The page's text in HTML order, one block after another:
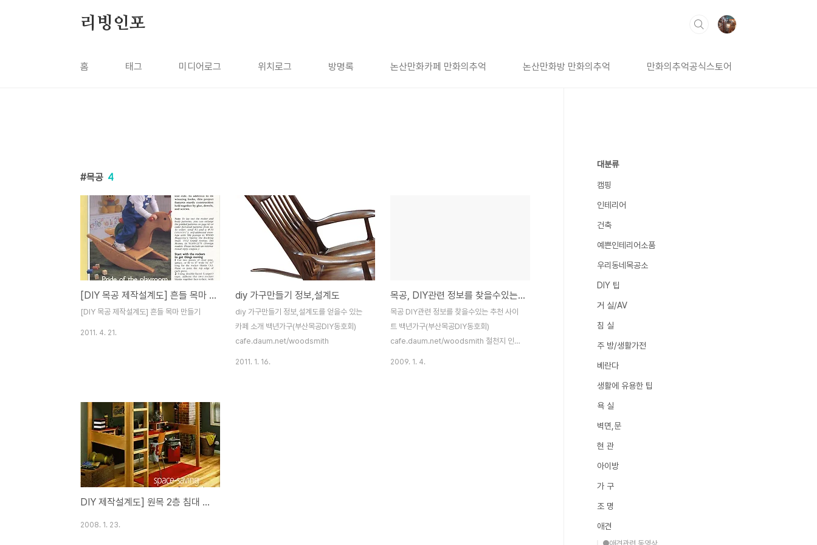
리빙인포
홈 태그 미디어로그 위치로그 방명록 논산만화카페 만화의추억 논산만화방 만화의추억 만화의추억공식스토어
목공 4
[DIY 목공 제작설계도] 흔들 목마 만들기
[DIY 목공 제작설계도] 흔들 목마 만들기
2011. 4. 21.
diy 가구만들기 정보,설계도
diy 가구만들기 정보,설계도를 얻을수 있는
카페 소개 백년가구(부산목공DIY동호회)
cafe.daum.net/woodsmith
2011. 1. 16.
목공, DIY관련 정보를 찾을수있는 추천 사이트
목공 DIY관련 정보를 찾을수있는 추천 사이
트 백년가구(부산목공DIY동호회)
cafe.daum.net/woodsmith 철천지 인터
2009. 1. 4.
DIY 제작설계도] 원목 2층 침대 만들기!
2008. 1. 23.
대분류
캠핑
인테리어
건축
예쁜인테리어소품
우리동네목공소
DIY 팁
거 실/AV
침 실
주 방/생활가전
베란다
생활에 유용한 팁
욕 실
벽면,문
현 관
아이방
가 구
조 명
애견